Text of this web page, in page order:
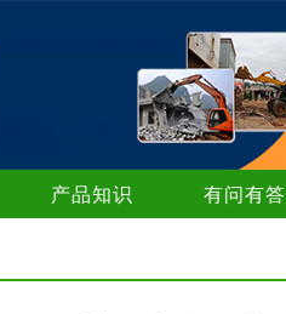
产品知识 有问有答